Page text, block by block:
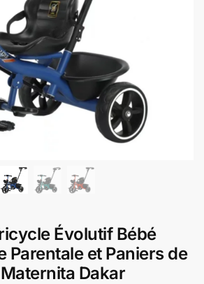
Évolutif Bébé
Parentale et Paniers de
Dakar